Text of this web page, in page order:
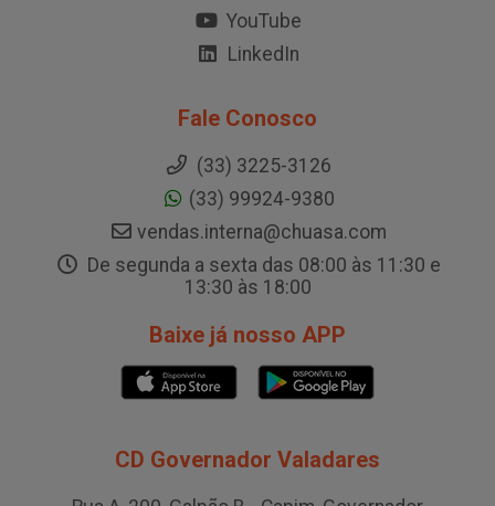
YouTube
LinkedIn
Fale Conosco
(33) 3225-3126
(33) 99924-9380
vendas.interna@chuasa.com
De segunda a sexta das 08:00 às 11:30 e
13:30 às 18:00
Baixe já nosso APP
CD Governador Valadares